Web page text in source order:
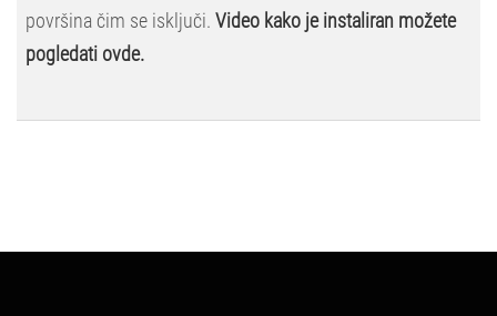
površina čim se isključi.Video kako je instaliran možete
pogledati ovde.